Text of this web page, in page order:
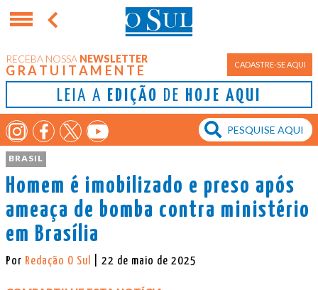
RECEBA NOSSA NEWSLETTER
GRATUITAMENTE CADASTRE-SE AQUI
LEIA A EDIÇÃO DE HOJE AQUI
BRASIL
Homem é imobilizado e preso após
ameaça de bomba contra ministério
em Brasília
Por Redação O Sul | 22 de maio de 2025